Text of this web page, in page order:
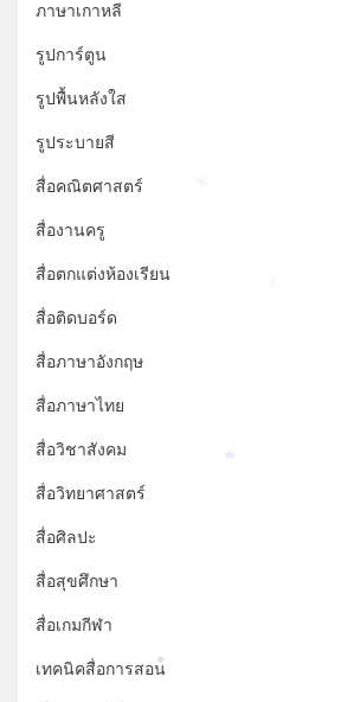
ภาษาเกาหลี
รูปการ์ตูน
รูปพื้นหลังใส
รูประบายสี
สื่อคณิตศาสตร์
สื่องานครู
สื่อตกแต่งห้องเรียน
สื่อติดบอร์ด
สื่อภาษาอังกฤษ
สื่อภาษาไทย
สื่อวิชาสังคม
สื่อวิทยาศาสตร์
สื่อศิลปะ
สื่อสุขศึกษา
สื่อเกมกีฬา
เทคนิคสื่อการสอน
*